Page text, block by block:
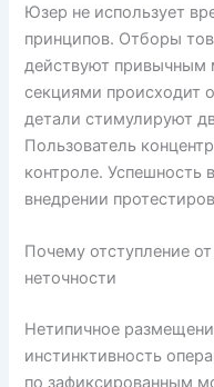
Юзер не использует
принципов. Отборы
действуют
секциями происходит
детали стимулируют
Пользователь
контроле. Успешность
внедрении
Почему отступление
неточности
Нетипичное
инстинктивность
по зафиксированным